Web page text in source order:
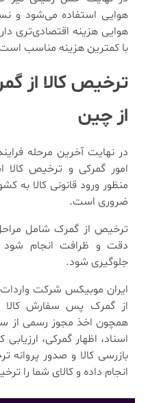
هوایی استفاده می‌شود و
هوایی هزینه اقتصادی‌تری
با کمترین هزینه مناسب
ترخیص کالا از
از چین
در نهایت آخرین مرحله
امور گمرکی و ترخیص کالا
منظور ورود قانونی کالا به
ضروری است.
ترخیص از گمرک شامل
دقت و ظرافت انجام شود
جلوگیری شود.
ایران موبیکس شرکت
از گمرک پس سفارش کالا
همچون اخذ مجوز رسمی از
اسناد، اظهار گمرکی،
بازرسی کالا و صدور
انجام داده و کالای شما را